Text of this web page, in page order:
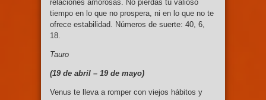
relaciones amorosas. No pierdas tu valioso
tiempo en lo que no prospera, ni en lo que no te
ofrece estabilidad. Números de suerte: 40, 6,
18.
Tauro
(19 de abril – 19de mayo)
Venus te lleva a romper con viejos hábitos y